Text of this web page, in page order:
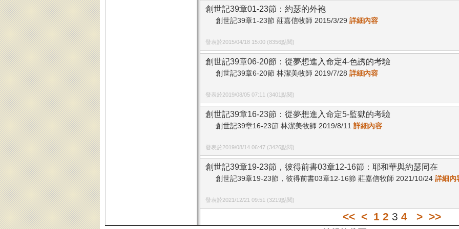
創世記39章01-23節：約瑟的外袍
創世記39章1-23節 莊嘉信牧師 2015/3/29 詳細內容
發表於2015/04/18 15:00 (8356點閱)
創世記39章06-20節：從夢想進入命定4-色誘的考驗
創世記39章6-20節 林潔美牧師 2019/7/28 詳細內容
發表於2019/08/05 07:11 (3401點閱)
創世記39章16-23節：從夢想進入命定5-監獄的考驗
創世記39章16-23節 林潔美牧師 2019/8/11 詳細內容
發表於2019/08/14 06:47 (3426點閱)
創世記39章19-23節，彼得前書03章12-16節：耶和華與約瑟同在
創世記39章19-23節，彼得前書03章12-16節 莊嘉信牧師 2021/10/24 詳細內
發表於2021/12/21 09:51 (3219點閱)
<< < 1 2 3 4 > >>